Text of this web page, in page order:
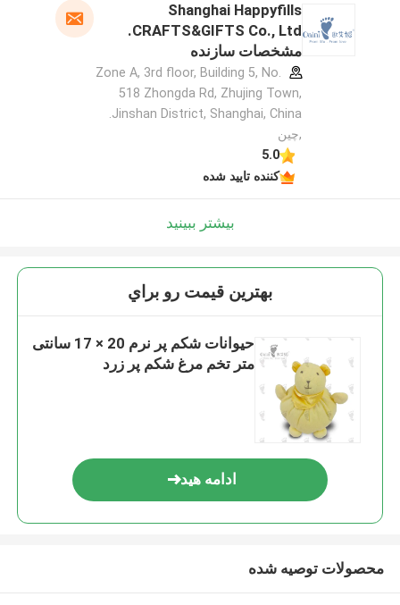
Shanghai Happyfills
CRAFTS&GIFTS Co., Ltd.
مشخصات سازنده
Zone A, 3rd floor, Building 5, No.
518 Zhongda Rd, Zhujing Town,
,چین
5.0
کننده تایید شده
بیشتر ببینید
بهترين قيمت رو براي
حیوانات شکم پر نرم 20 × 17 سانتی
متر تخم مرغ شکم پر زرد
ادامه هید
محصولات توصیه شده